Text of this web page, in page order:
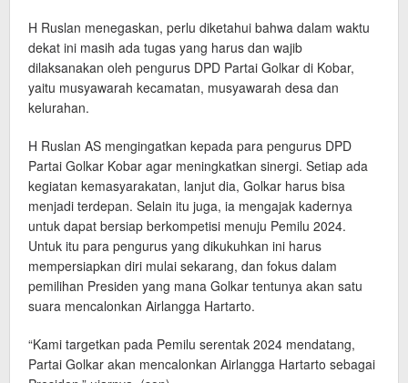
H Ruslan menegaskan, perlu diketahui bahwa dalam waktu
dekat ini masih ada tugas yang harus dan wajib
dilaksanakan oleh pengurus DPD Partai Golkar di Kobar,
yaitu musyawarah kecamatan, musyawarah desa dan
kelurahan.
H Ruslan AS mengingatkan kepada para pengurus DPD
Partai Golkar Kobar agar meningkatkan sinergi. Setiap ada
kegiatan kemasyarakatan, lanjut dia, Golkar harus bisa
menjadi terdepan. Selain itu juga, ia mengajak kadernya
untuk dapat bersiap berkompetisi menuju Pemilu 2024.
Untuk itu para pengurus yang dikukuhkan ini harus
mempersiapkan diri mulai sekarang, dan fokus dalam
pemilihan Presiden yang mana Golkar tentunya akan satu
suara mencalonkan Airlangga Hartarto.
“Kami targetkan pada Pemilu serentak 2024 mendatang,
Partai Golkar akan mencalonkan Airlangga Hartarto sebagai